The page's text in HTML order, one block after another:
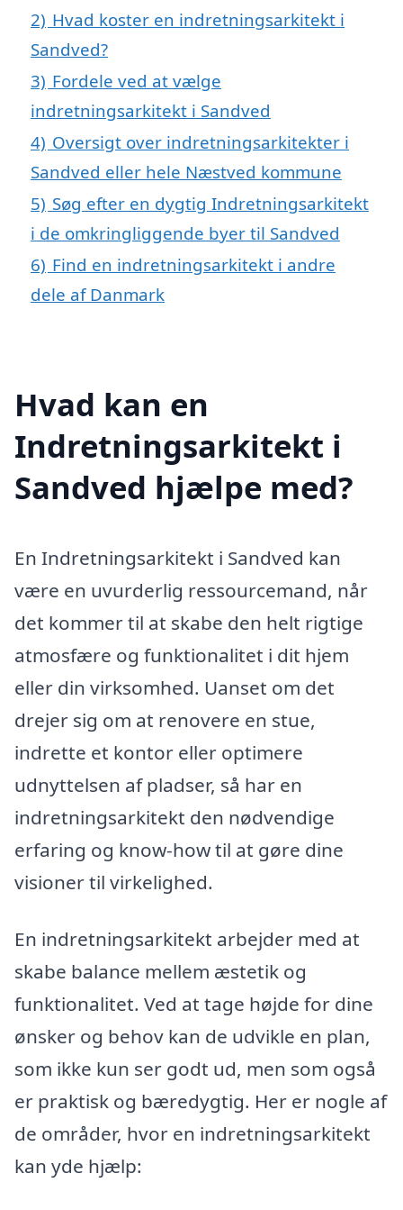
2) Hvad koster en indretningsarkitekt i
Sandved?
3) Fordele ved at vælge
indretningsarkitekt i Sandved
4) Oversigt over indretningsarkitekter i
Sandved eller hele Næstved kommune
5) Søg efter en dygtig Indretningsarkitekt
i de omkringliggende byer til Sandved
6) Find en indretningsarkitekt i andre
dele af Danmark
Hvad kan en
Indretningsarkitekt i
Sandved hjælpe med?
En Indretningsarkitekt i Sandved kan
være en uvurderlig ressourcemand, når
det kommer til at skabe den helt rigtige
atmosfære og funktionalitet i dit hjem
eller din virksomhed. Uanset om det
drejer sig om at renovere en stue,
indrette et kontor eller optimere
udnyttelsen af pladser, så har en
indretningsarkitekt den nødvendige
erfaring og know-how til at gøre dine
visioner til virkelighed.
En indretningsarkitekt arbejder med at
skabe balance mellem æstetik og
funktionalitet. Ved at tage højde for dine
ønsker og behov kan de udvikle en plan,
som ikke kun ser godt ud, men som også
er praktisk og bæredygtig. Her er nogle af
de områder, hvor en indretningsarkitekt
kan yde hjælp: